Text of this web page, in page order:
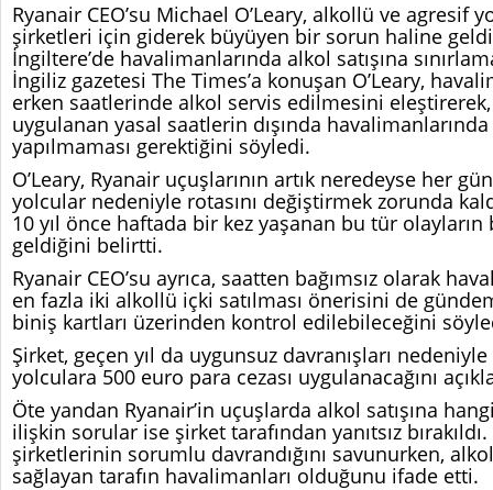
Ryanair CEO’su Michael O’Leary, alkollü ve agresif
şirketleri için giderek büyüyen bir sorun haline
İngiltere’de havalimanlarında alkol satışına
İngiliz gazetesi The Times’a konuşan O’Leary,
erken saatlerinde alkol servis edilmesini eleştirerek,
uygulanan yasal saatlerin dışında havalimanlarında
yapılmaması gerektiğini söyledi.
O’Leary, Ryanair uçuşlarının artık neredeyse her
yolcular nedeniyle rotasını değiştirmek zorunda
10 yıl önce haftada bir kez yaşanan bu tür
geldiğini belirtti.
Ryanair CEO’su ayrıca, saatten bağımsız olarak
en fazla iki alkollü içki satılması önerisini de
biniş kartları üzerinden kontrol edilebileceğini
Şirket, geçen yıl da uygunsuz davranışları
yolculara 500 euro para cezası uygulanacağını
Öte yandan Ryanair’in uçuşlarda alkol satışına
ilişkin sorular ise şirket tarafından yanıtsız
şirketlerinin sorumlu davrandığını savunurken, alkol
sağlayan tarafın havalimanları olduğunu ifade etti.